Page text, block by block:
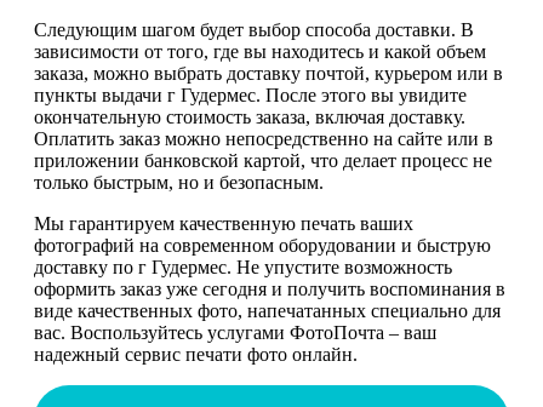
Следующим шагом будет выбор способа доставки. В
зависимости от того, где вы находитесь и какой объем
заказа, можно выбрать доставку почтой, курьером или в
пункты выдачи г Гудермес. После этого вы увидите
окончательную стоимость заказа, включая доставку.
Оплатить заказ можно непосредственно на сайте или в
приложении банковской картой, что делает процесс не
только быстрым, но и безопасным.
Мы гарантируем качественную печать ваших
фотографий на современном оборудовании и быструю
доставку по г Гудермес. Не упустите возможность
оформить заказ уже сегодня и получить воспоминания в
виде качественных фото, напечатанных специально для
вас. Воспользуйтесь услугами ФотоПочта – ваш
надежный сервис печати фото онлайн.